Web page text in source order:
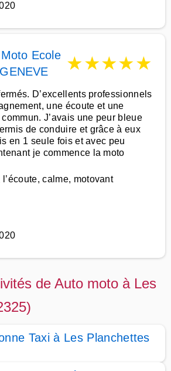
Ecole
GENEVE ★★★★★
D’excellents professionnels
une écoute et une
J’avais une peur bleue
de conduire et grâce à eux
en 1 seule fois et avec peu
je commence la moto
calme, motovant
de Auto moto à Les
Taxi à Les Planchettes